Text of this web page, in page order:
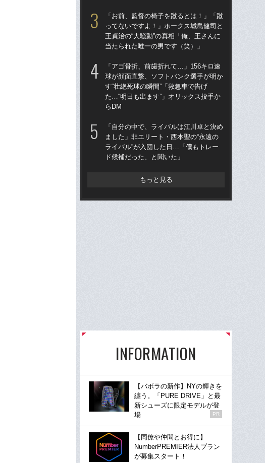
「お前、監督の椅子を蹴るとは！」「蹴
ってないですよ！」ホークス城島健司と
王貞治の“大騒動”の真相「俺、王さんに
当たられた唯一の男です（笑）」
「アゴ骨折、前歯折れて…」156キロ速
球が顔面直撃、ソフトバンク選手が明か
す“壮絶死球の瞬間”「救急車で告げ
た…“明日も出ます”」オリックス投手か
らDM
「自分の中で、ライバルは江川卓と決め
ました」非エリート・西本聖の“永遠の
ライバル”が入団した日…「僕もトレー
ド候補だった、と聞いた」
もっと見る
INFORMATION
【バボラの新作】NYの輝きを
纏う。「PURE DRIVE」と最
新シューズに限定モデルが登
場
PR
【同僚や仲間とお得に】
NumberPREMIER法人プラン
が募集スタート！